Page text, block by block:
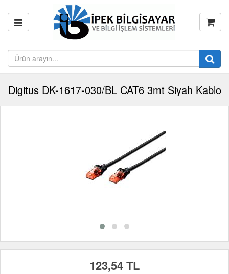
Digitus DK-1617-030/BL CAT6 3mt Siyah Kablo
123,54 TL